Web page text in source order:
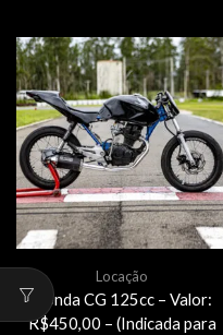
Locação
Honda CG 125cc – Valor:
R$450,00 – (Indicada para